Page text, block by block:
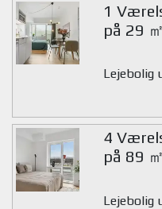
1
på 29
Lejebolig
4
på 89
Lejebolig